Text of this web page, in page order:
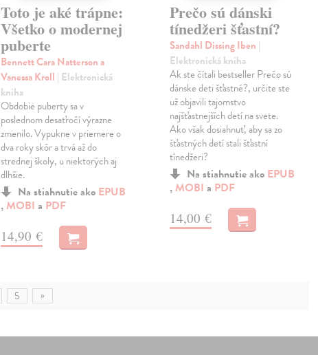
Toto je aké trápne:
Všetko o modernej
puberte
Bennett Cara Natterson a
Vanessa Kroll | Elektronická
kniha
Obdobie puberty sa v
poslednom desaťročí výrazne
zmenilo. Vypukne v priemere o
dva roky skôr a trvá až do
strednej školy, u niektorých aj
dlhšie.
Na stiahnutie ako EPUB
, MOBI a PDF
14,90 €
Prečo sú dánski
tínedžeri šťastní?
Sandahl Dissing Iben |
Elektronická kniha
Ak ste čítali bestseller Prečo sú
dánske deti šťastné?, určite ste
už objavili tajomstvo
najšťastnejších detí na svete.
Ako však dosiahnuť, aby sa zo
šťastných detí stali šťastní
tínedžeri?
Na stiahnutie ako EPUB
, MOBI a PDF
14,00 €
5 »